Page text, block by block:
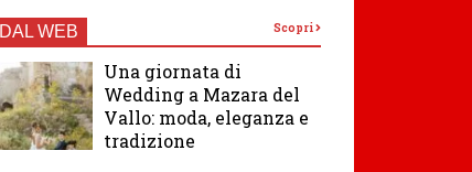
DAL WEB Scopri
Una giornata di
Wedding a Mazara del
Vallo: moda, eleganza e
tradizione